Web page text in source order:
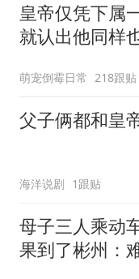
皇帝仅凭下属
就认出他同样
帝
萌宠倒霉日常 218跟贴
父子俩都和皇
海洋说剧 1跟贴
母子三人乘动
果到了彬州：